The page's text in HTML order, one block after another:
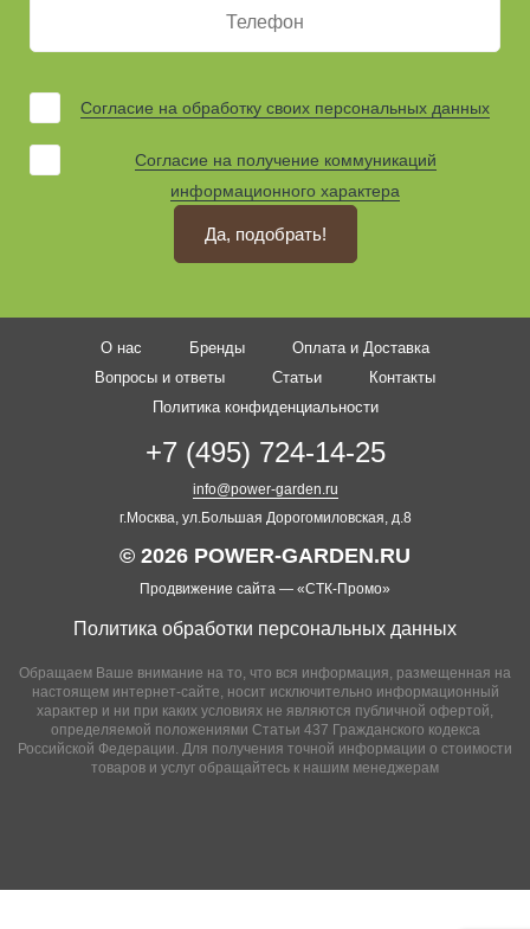
Согласие на обработку своих персональных данных
Согласие на получение коммуникаций
информационного характера
Да, подобрать!
О нас Бренды
Оплата и Доставка
Вопросы и ответы
Статьи
Контакты
Политика конфиденциальности
+7 (495) 724-14-25
info@power-garden.ru
г.Москва, ул.Большая Дорогомиловская, д.8
Обращаем Ваше внимание на то, что вся информация, размещенная на
настоящем интернет-сайте, носит исключительно информационный
характер и ни при каких условиях не являются публичной офертой,
определяемой положениями Статьи 437 Гражданского кодекса
Российской Федерации. Для получения точной информации о стоимости
товаров и услуг обращайтесь к нашим менеджерам
© 2026 POWER-GARDEN.RU
Продвижение сайта — «СТК-Промо»
Политика обработки персональных данных